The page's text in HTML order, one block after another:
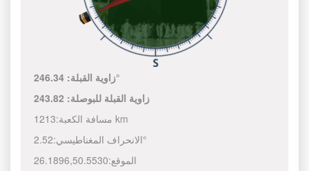
زاوية القبلة:246.34°
زاوية القبلة للبوصلة: 243.82
مسافة الكعبة: 1213 km
الانحراف المغناطيسي:2.52°
الموقع:
26.1896,50.5530